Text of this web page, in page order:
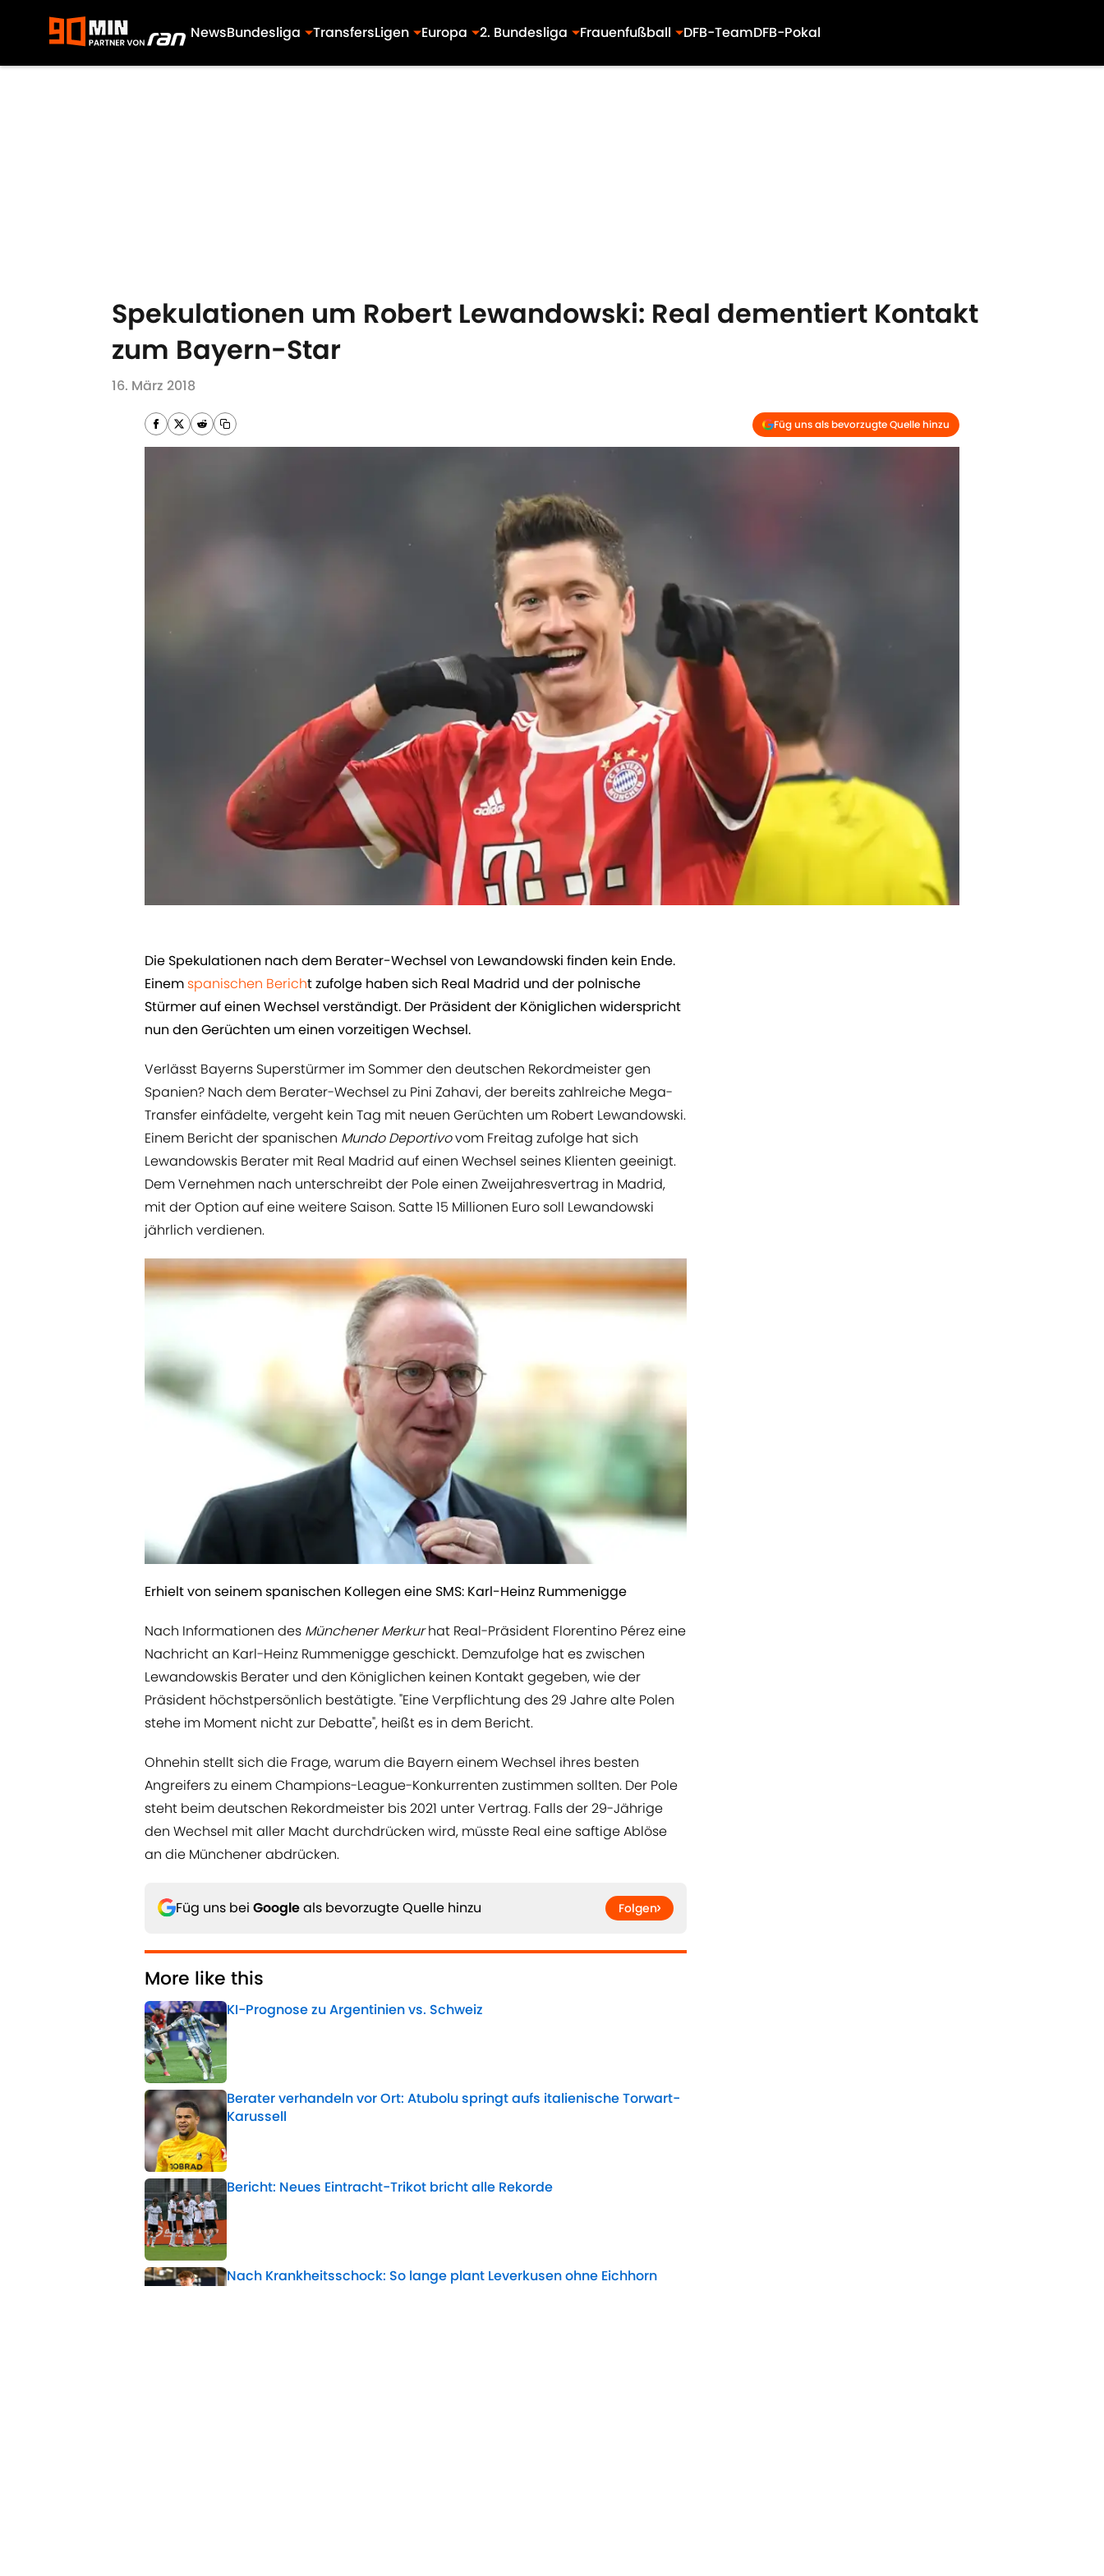
NewsBundesliga TransfersLigen Europa 2. Bundesliga Frauenfußball DFB-TeamDFB-Pokal
Spekulationen um Robert Lewandowski: Real dementiert Kontakt
zum Bayern-Star
16. März 2018
Füg uns als bevorzugte Quelle hinzu
​Die Spekulationen nach dem Berater-Wechsel von Lewandowski finden kein Ende.
Einem ​spanischen Bericht zufolge haben sich Real Madrid und der polnische
Stürmer auf einen Wechsel verständigt. Der Präsident der Königlichen widerspricht
nun den Gerüchten um einen vorzeitigen Wechsel.
Verlässt Bayerns Superstürmer im Sommer den deutschen Rekordmeister gen
Spanien? Nach dem Berater-Wechsel zu Pini Zahavi, der bereits zahlreiche Mega-
Transfer einfädelte, vergeht kein Tag mit neuen Gerüchten um Robert Lewandowski.
Einem Bericht der spanischen Mundo Deportivovom Freitag zufolge hat sich
Lewandowskis Berater mit Real Madrid auf einen Wechsel seines Klienten geeinigt.
Dem Vernehmen nach unterschreibt der Pole einen Zweijahresvertrag in Madrid,
mit der Option auf eine weitere Saison. Satte 15 Millionen Euro soll Lewandowski
jährlich verdienen.
Erhielt von seinem spanischen Kollegen eine SMS: Karl-Heinz Rummenigge
Nach Informationen des Münchener Merkurhat Real-Präsident Florentino Pérez eine
Nachricht an Karl-Heinz Rummenigge geschickt. Demzufolge hat es zwischen
Lewandowskis Berater und den Königlichen keinen Kontakt gegeben, wie der
Präsident höchstpersönlich bestätigte. "Eine Verpflichtung des 29 Jahre alte Polen
stehe im Moment nicht zur Debatte", heißt es in dem Bericht.
Ohnehin stellt sich die Frage, warum die Bayern einem Wechsel ihres besten
Angreifers zu einem Champions-League-Konkurrenten zustimmen sollten. Der Pole
steht beim deutschen Rekordmeister bis 2021 unter Vertrag. Falls der 29-Jährige
den Wechsel mit aller Macht durchdrücken wird, müsste Real eine saftige Ablöse
an die Münchener abdrücken.
Füg uns bei Googleals bevorzugte Quelle hinzu Folgen
More like this
KI-Prognose zu Argentinien vs. Schweiz
Published by on Invalid Date
Berater verhandeln vor Ort: Atubolu springt aufs italienische Torwart-
Karussell
Bericht: Neues Eintracht-Trikot bricht alle Rekorde
Nach Krankheitsschock: So lange plant Leverkusen ohne Eichhorn
Published by on Invalid Date